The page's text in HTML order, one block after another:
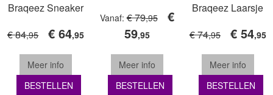
Braqeez Sneaker
€ 84,95 € 64,95
Meer info
BESTELLEN
Vanaf:€ 79,95
€
59,95
Meer info
BESTELLEN
Braqeez Laarsje
€ 74,95 € 54,95
Meer info
BESTELLEN